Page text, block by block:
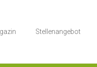
Stellenangebot